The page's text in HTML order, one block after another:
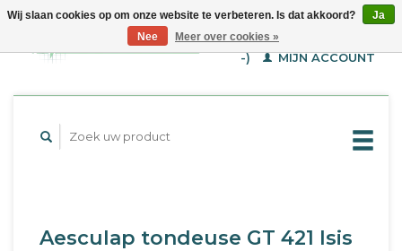
WINKELWAGEN (€--,-
-)
MIJN ACCOUNT
Aesculap tondeuse GT 421 Isis
Wij slaan cookies op om onze website te verbeteren. Is dat akkoord?
Ja
Nee
Meer over cookies »